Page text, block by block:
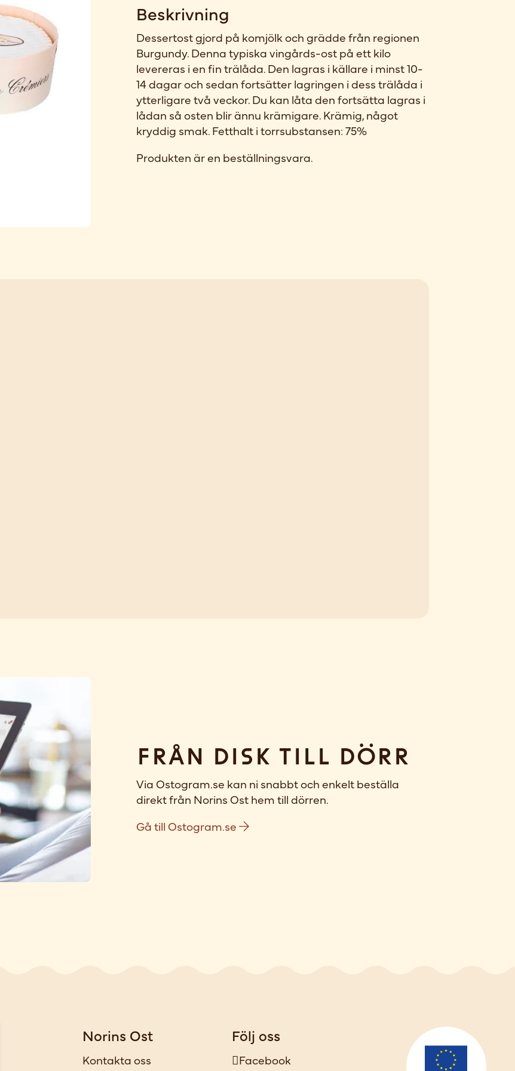
Beskrivning
Dessertost gjord på komjölk och grädde från regionen
Burgundy. Denna typiska vingårds-ost på ett kilo
levereras i en fin trälåda. Den lagras i källare i minst 10-
14 dagar och sedan fortsätter lagringen i dess trälåda i
ytterligare två veckor. Du kan låta den fortsätta lagras i
lådan så osten blir ännu krämigare. Krämig, något
kryddig smak. Fetthalt i torrsubstansen: 75%
Produkten är en beställningsvara.
Från disk till dörr
Via Ostogram.se kan ni snabbt och enkelt beställa
direkt från Norins Ost hem till dörren.
Gå till Ostogram.se
Norins Ost
Kontakta oss
Följ oss
Facebook